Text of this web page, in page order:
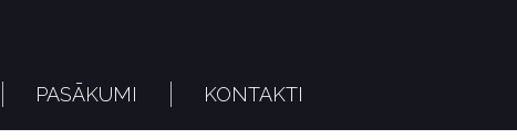
PASĀKUMI KONTAKTI